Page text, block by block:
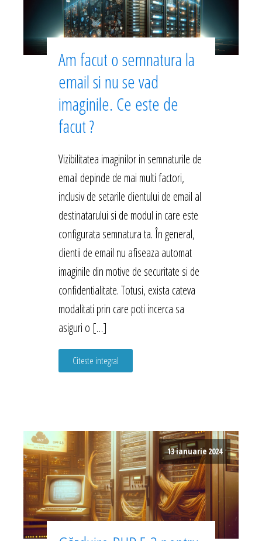
Am facut o semnatura la
email si nu se vad
imaginile. Ce este de
facut ?
Vizibilitatea imaginilor in semnaturile de
email depinde de mai multi factori,
inclusiv de setarile clientului de email al
destinatarului si de modul in care este
configurata semnatura ta. În general,
clientii de email nu afiseaza automat
imaginile din motive de securitate si de
confidentialitate. Totusi, exista cateva
modalitati prin care poti incerca sa
asiguri o […]
Citeste integral
13 ianuarie 2024